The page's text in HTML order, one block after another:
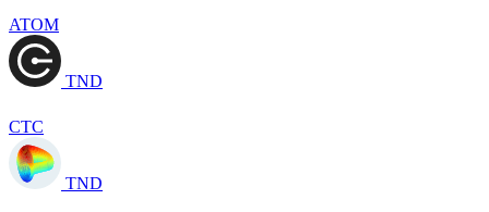
ATOM
TND
CTC
TND